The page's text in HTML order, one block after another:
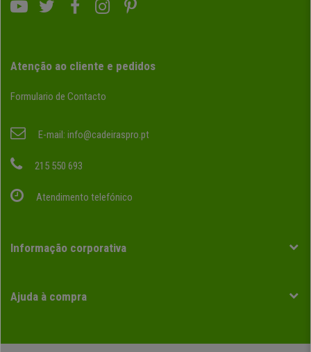
Atenção ao cliente e pedidos
Formulario de Contacto
E-mail: info@cadeiraspro.pt
215 550 693
Atendimento telefónico
Informação corporativa
Ajuda à compra